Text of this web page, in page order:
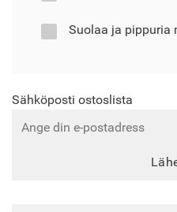
Suolaa ja pippuria
Sähköposti ostoslista